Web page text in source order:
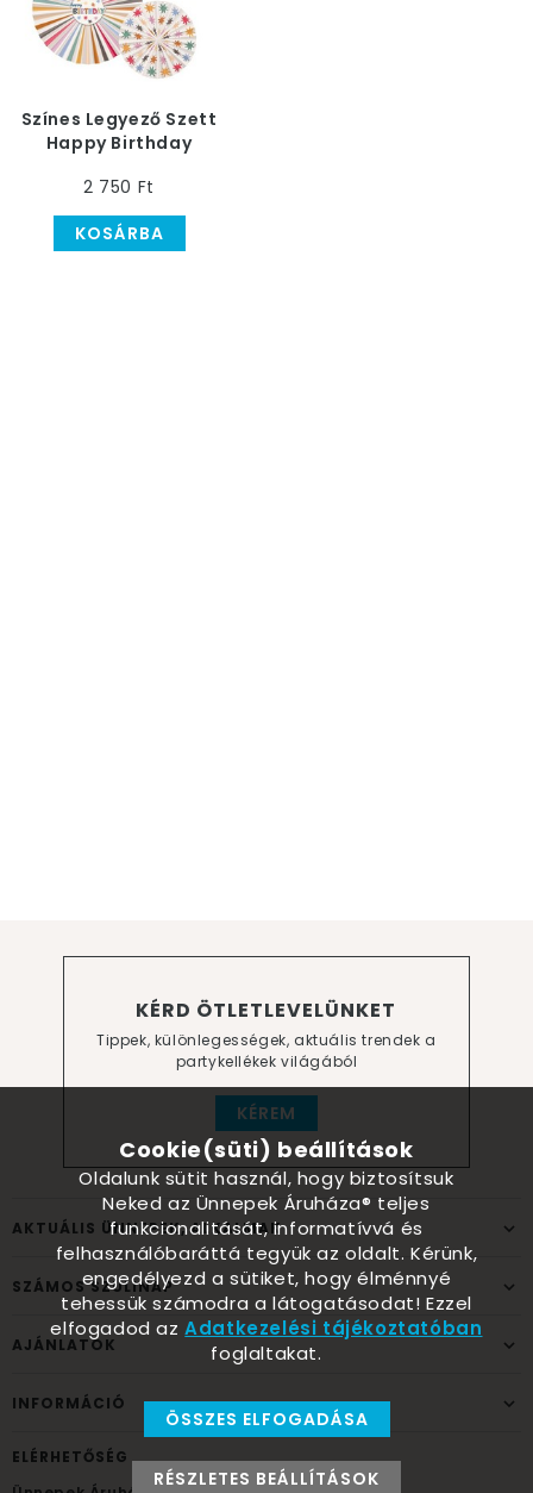
Színes Legyező Szett
Happy Birthday
2 750 Ft
KOSÁRBA
KÉRD ÖTLETLEVELÜNKET
Tippek, különlegességek, aktuális trendek a
partykellékek világából
KÉREM
AKTUÁLIS ÜNNEPEK, ALKALMAK
SZÁMOS SZÜLINAP
AJÁNLATOK
INFORMÁCIÓ
ELÉRHETŐSÉG
Cookie(süti) beállítások
Oldalunk sütit használ, hogy biztosítsuk
Neked az Ünnepek Áruháza® teljes
funkcionalitását, informatívvá és
felhasználóbaráttá tegyük az oldalt. Kérünk,
engedélyezd a sütiket, hogy élménnyé
tehessük számodra a látogatásodat! Ezzel
elfogadod azAdatkezelési tájékoztatóban
foglaltakat.
ÖSSZES ELFOGADÁSA
RÉSZLETES BEÁLLÍTÁSOK